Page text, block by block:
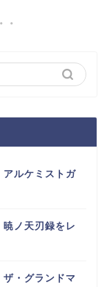
アルケミストガ
暁ノ天刃録をレ
ザ・グランドマ